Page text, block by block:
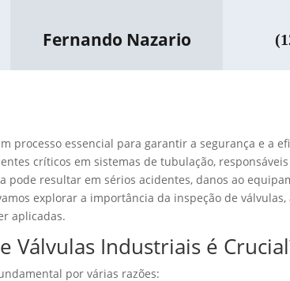
Fernando Nazario
processo essencial para garantir a segurança e a
críticos em sistemas de tubulação,
pode resultar em sérios acidentes, danos ao
explorar a importância da inspeção de
aplicadas.
Válvulas Industriais é
por várias razões: